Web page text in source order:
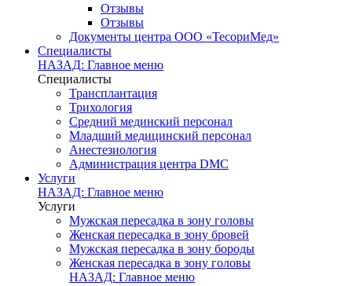
Отзывы
Отзывы
Документы центра ООО «ТесориМед»
Специалисты
НАЗАД: Главное меню
Специалисты
Трансплантация
Трихология
Средний мединский персонал
Младший медицинский персонал
Анестезиология
Администрация центра DMC
Услуги
НАЗАД: Главное меню
Услуги
Мужская пересадка в зону головы
Женская пересадка в зону бровей
Мужская пересадка в зону бороды
Женская пересадка в зону головы
НАЗАД: Главное меню